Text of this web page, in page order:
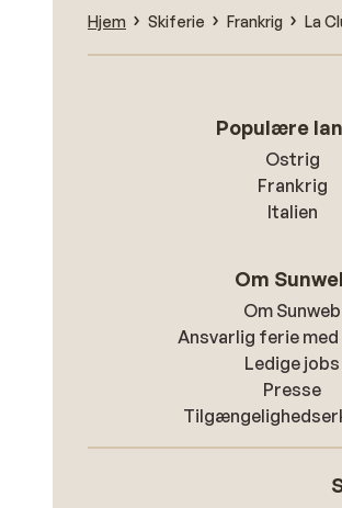
Hjem Skiferie Frankrig La
Populære
Ostrig
Frankrig
Italien
Om
Om Sunweb
Ansvarlig ferie med
Ledige jobs
Presse